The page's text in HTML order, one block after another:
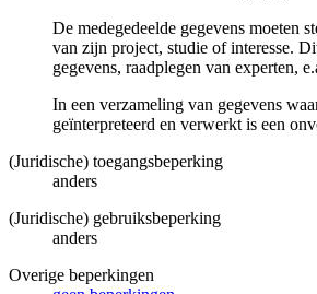
De medegedeelde gegevens moeten
van zijn project, studie of interesse.
gegevens, raadplegen van experten,
In een verzameling van gegevens
geïnterpreteerd en verwerkt is een
(Juridische) toegangsbeperking
anders
(Juridische) gebruiksbeperking
anders
Overige beperkingen